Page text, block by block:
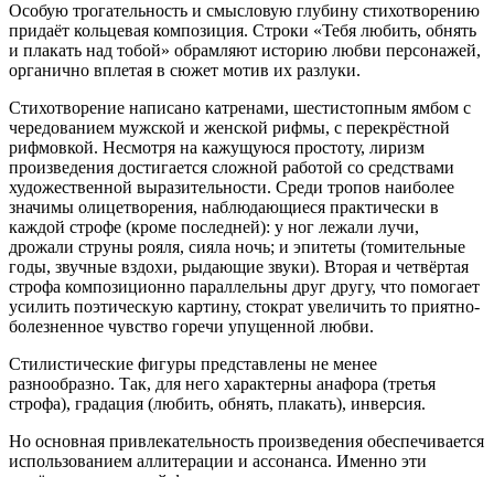
Особую трогательность и смысловую глубину стихотворению
придаёт кольцевая композиция. Строки «Тебя любить, обнять
и плакать над тобой» обрамляют историю любви персонажей,
органично вплетая в сюжет мотив их разлуки.
Стихотворение написано катренами, шестистопным ямбом с
чередованием мужской и женской рифмы, с перекрёстной
рифмовкой. Несмотря на кажущуюся простоту, лиризм
произведения достигается сложной работой со средствами
художественной выразительности. Среди тропов наиболее
значимы олицетворения, наблюдающиеся практически в
каждой строфе (кроме последней): у ног лежали лучи,
дрожали струны рояля, сияла ночь; и эпитеты (томительные
годы, звучные вздохи, рыдающие звуки). Вторая и четвёртая
строфа композиционно параллельны друг другу, что помогает
усилить поэтическую картину, стократ увеличить то приятно-
болезненное чувство горечи упущенной любви.
Стилистические фигуры представлены не менее
разнообразно. Так, для него характерны анафора (третья
строфа), градация (любить, обнять, плакать), инверсия.
Но основная привлекательность произведения обеспечивается
использованием аллитерации и ассонанса. Именно эти